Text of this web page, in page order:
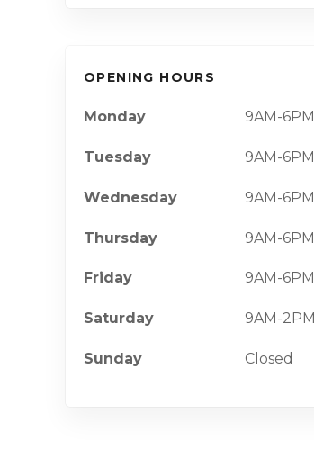
OPENING HOURS
Monday 9AM-6PM
Tuesday 9AM-6PM
Wednesday 9AM-6PM
Thursday 9AM-6PM
Friday 9AM-6PM
Saturday 9AM-2PM
Sunday Closed